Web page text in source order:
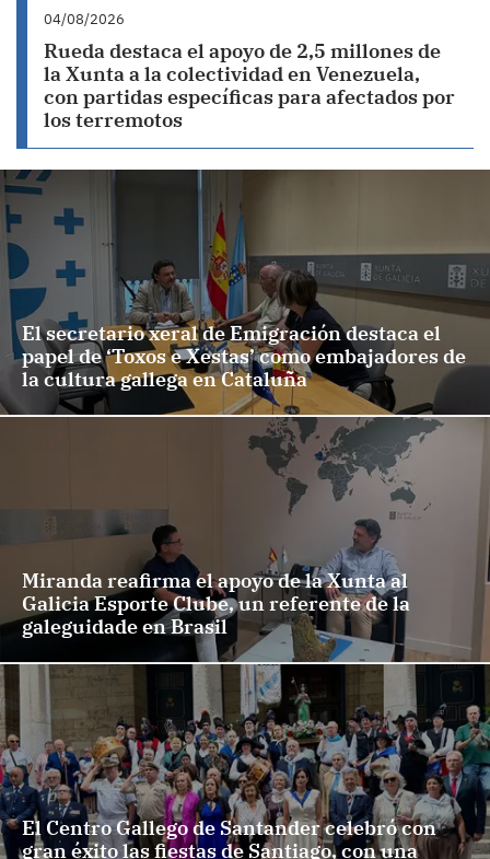
04/08/2026
Rueda destaca el apoyo de 2,5 millones de
la Xunta a la colectividad en Venezuela,
con partidas específicas para afectados por
los terremotos
El secretario xeral de Emigración destaca el
papel de ‘Toxos e Xestas’ como embajadores de
la cultura gallega en Cataluña
Miranda reafirma el apoyo de la Xunta al
Galicia Esporte Clube, un referente de la
galeguidade en Brasil
El Centro Gallego de Santander celebró con
gran éxito las fiestas de Santiago, con una